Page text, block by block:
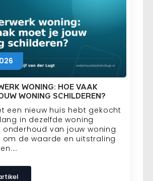
WONING: HOE VAAK
WONING SCHILDEREN?
een nieuw huis hebt gekocht
in dezelfde woning
onderhoud van jouw woning
om de waarde en uitstraling